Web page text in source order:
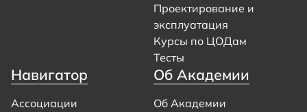
Проектирование и
эксплуатация
Курсы по ЦОДам
Тесты
Навигатор
Ассоциации
Об Академии
Об Академии